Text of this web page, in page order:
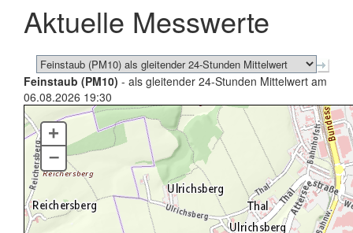
schließen
Aktuelle Messwerte
Feinstaub (PM10) - als gleitender 24-Stunden Mittelwert am
06.08.2026 19:30
+
–